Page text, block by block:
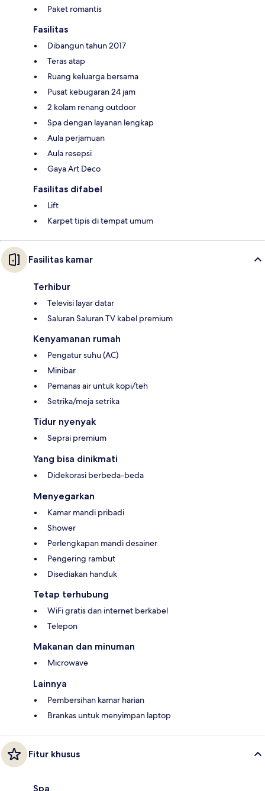
Paket romantis
Fasilitas
Dibangun tahun 2017
Teras atap
Ruang keluarga bersama
Pusat kebugaran 24 jam
2 kolam renang outdoor
Spa dengan layanan lengkap
Aula perjamuan
Aula resepsi
Gaya Art Deco
Fasilitas difabel
Lift
Karpet tipis di tempat umum
Fasilitas kamar
Terhibur
Televisi layar datar
Saluran Saluran TV kabel premium
Kenyamanan rumah
Pengatur suhu (AC)
Minibar
Pemanas air untuk kopi/teh
Setrika/meja setrika
Tidur nyenyak
Seprai premium
Yang bisa dinikmati
Didekorasi berbeda-beda
Menyegarkan
Kamar mandi pribadi
Shower
Perlengkapan mandi desainer
Pengering rambut
Disediakan handuk
Tetap terhubung
WiFi gratis dan internet berkabel
Telepon
Makanan dan minuman
Microwave
Lainnya
Pembersihan kamar harian
Brankas untuk menyimpan laptop
Fitur khusus
Spa